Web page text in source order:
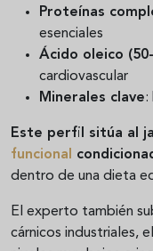
Proteínas
esenciales
Ácido oleico
cardiovascular
Minerales clave:
Este perfil sitúa al
funcional
dentro de una dieta
El experto también
cárnicos industriales,